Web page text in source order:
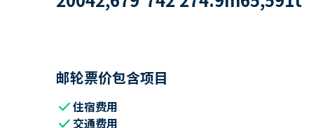
邮轮票价包含项目
check住宿费用
check 交通费用